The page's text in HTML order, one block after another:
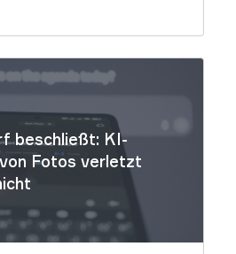
Mitglieder verteidigen.
hinter der populären KI-
massive
vorgeworfen.
beschließt: KI-
Fotos verletzt